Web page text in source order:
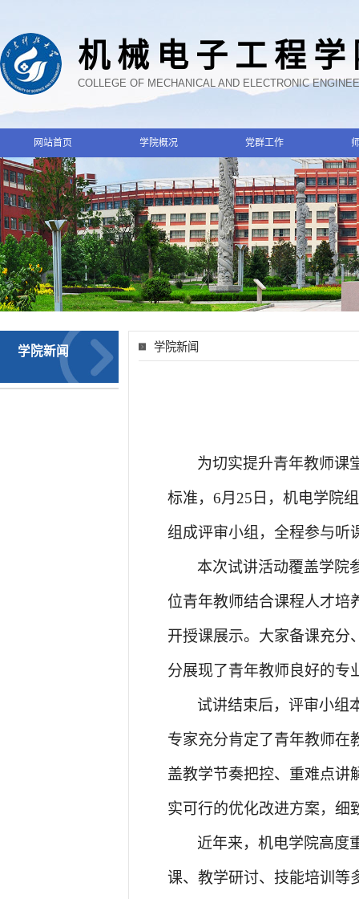
机械电子工程
COLLEGE OF MECHANICAL AND ELECTRONIC
网站首页 学院概况 党群工作
学院新闻 学院新闻
为切实提升青年教师课
标准，6月25日，机电学院
组成评审小组，全程参与听
本次试讲活动覆盖学院
位青年教师结合课程人才培
开授课展示。大家备课充分
分展现了青年教师良好的专
试讲结束后，评审小组
专家充分肯定了青年教师在
盖教学节奏把控、重难点讲
实可行的优化改进方案，细
近年来，机电学院高度
课、教学研讨、技能培训等